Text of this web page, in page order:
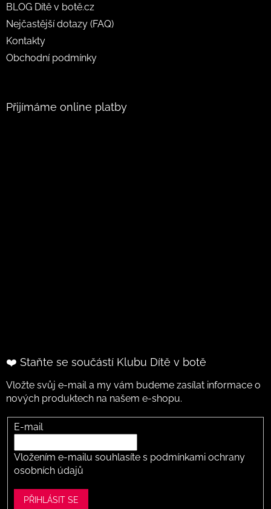
BLOG Dítě v botě.cz
Nejčastější dotazy (FAQ)
Kontakty
Obchodní podmínky
Přijímáme online platby
❤️ Staňte se součástí Klubu Dítě v botě
Vložte svůj e-mail a my vám budeme zasílat informace o
nových produktech na našem e-shopu.
E-mail
Vložením e-mailu souhlasíte s podmínkami ochrany
osobních údajů
PŘIHLÁSIT SE